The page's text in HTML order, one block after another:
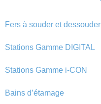
Fers à souder et dessouder
Stations Gamme DIGITAL
Stations Gamme i-CON
Bains d’étamage